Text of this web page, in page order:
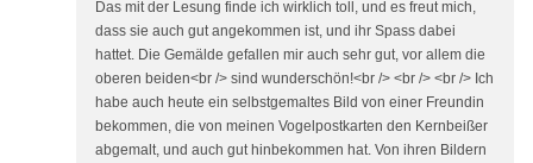
Das mit der Lesung finde ich wirklich toll, und es freut mich,
dass sie auch gut angekommen ist, und ihr Spass dabei
hattet. Die Gemälde gefallen mir auch sehr gut, vor allem die
oberen beiden<br /> sind wunderschön!<br /> <br /> <br /> Ich
habe auch heute ein selbstgemaltes Bild von einer Freundin
bekommen, die von meinen Vogelpostkarten den Kernbeißer
abgemalt, und auch gut hinbekommen hat. Von ihren Bildern